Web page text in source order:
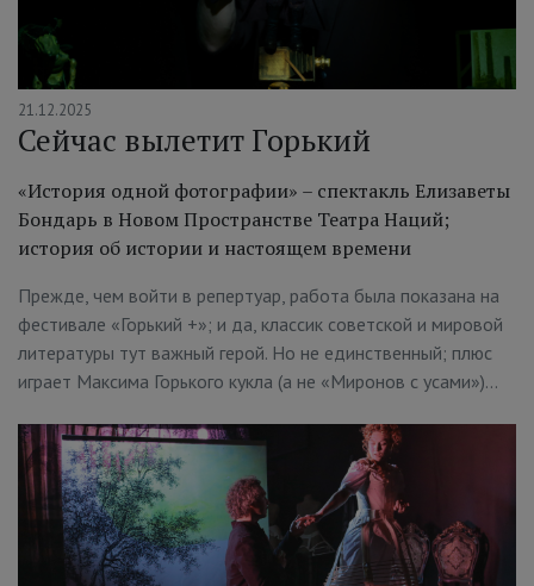
21.12.2025
Сейчас вылетит Горький
«История одной фотографии» – спектакль Елизаветы
Бондарь в Новом Пространстве Театра Наций;
история об истории и настоящем времени
Прежде, чем войти в репертуар, работа была показана на
фестивале «Горький +»; и да, классик советской и мировой
литературы тут важный герой. Но не единственный; плюс
играет Максима Горького кукла (а не «Миронов с усами»)…